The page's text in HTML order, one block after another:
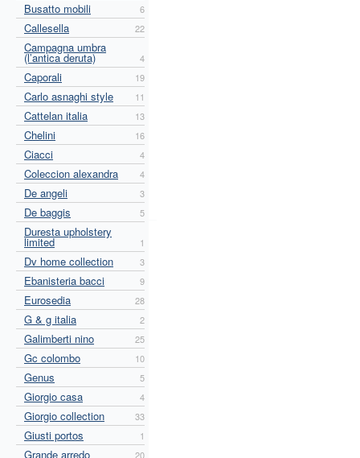
Busatto mobili 6
Callesella 22
Campagna umbra
(l’antica deruta) 4
Caporali 19
Carlo asnaghi style 11
Cattelan italia 13
Chelini 16
Ciacci 4
Coleccion alexandra 4
De angeli 3
De baggis 5
Duresta upholstery
limited 1
Dv home collection 3
Ebanisteria bacci 9
Eurosedia 28
G & g italia 2
Galimberti nino 25
Gc colombo 10
Genus 5
Giorgio casa 4
Giorgio collection 33
Giusti portos 1
Grande arredo 20